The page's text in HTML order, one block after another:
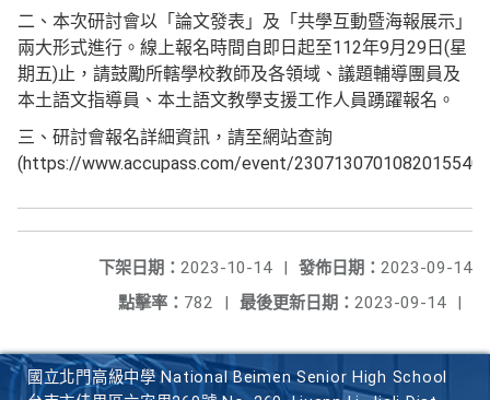
二、本次研討會以「論文發表」及「共學互動暨海報展示」
兩大形式進行。線上報名時間自即日起至112年9月29日(星
期五)止，請鼓勵所轄學校教師及各領域、議題輔導團員及
本土語文指導員、本土語文教學支援工作人員踴躍報名。
三、研討會報名詳細資訊，請至網站查詢
(https://www.accupass.com/event/
發佈日期： 2023-09-14
下架日期： 2023-10-14
|
最後更新日期： 2023-09-14 |
點擊率： 782 |
國立北門高級中學 National Beimen Senior High School